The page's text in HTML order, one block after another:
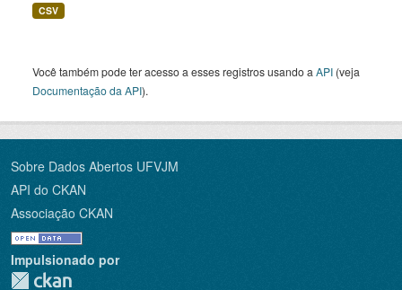
CSV
Você também pode ter acesso a esses registros usando a API (veja
Documentação da API).
Sobre Dados Abertos UFVJM
API do CKAN
Associação CKAN
Impulsionado por